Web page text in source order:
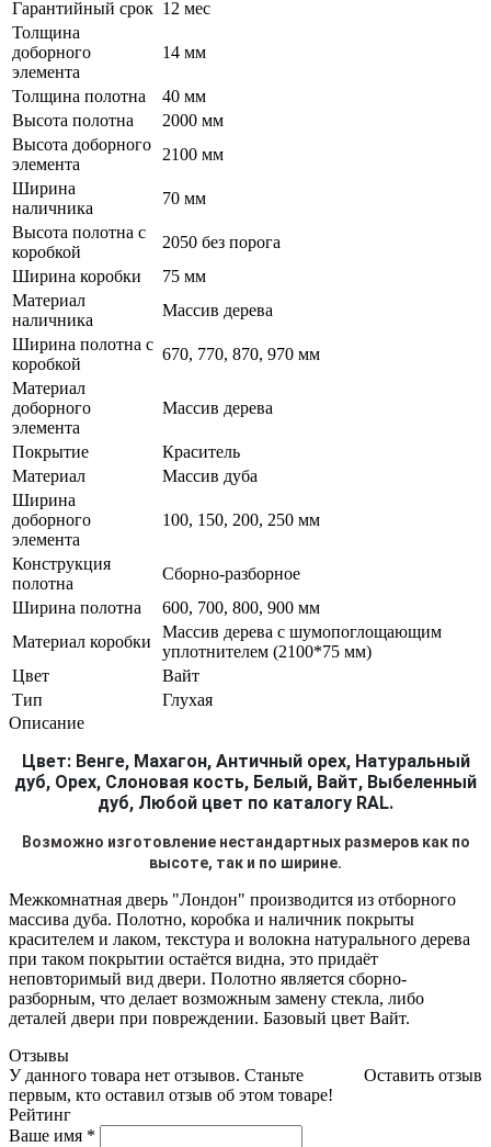
Гарантийный срок 12 мес
Толщина
доборного
элемента
14 мм
Толщина полотна
40 мм
Высота полотна
2000 мм
Высота доборного
элемента
2100 мм
Ширина
наличника
70 мм
Высота полотна с
коробкой
2050 без порога
Ширина коробки
75 мм
Материал
наличника
Массив дерева
Ширина полотна с
коробкой
670, 770, 870, 970 мм
Материал
доборного
элемента
Массив дерева
Покрытие
Краситель
Материал
Массив дуба
Ширина
доборного
элемента
100, 150, 200, 250 мм
Конструкция
полотна
Сборно-разборное
Ширина полотна
600, 700, 800, 900 мм
Материал коробки
Массив дерева с шумопоглощающим
уплотнителем (2100*75 мм)
Цвет
Вайт
Тип
Глухая
Описание
Цвет: Венге, Махагон, Античный орех, Натуральный
дуб, Орех, Слоновая кость, Белый, Вайт, Выбеленный
дуб, Любой цвет по каталогу RAL.
Возможно изготовление нестандартных размеров как по
высоте, так и по ширине.
Межкомнатная дверь "Лондон" производится из отборного
массива дуба. Полотно, коробка и наличник покрыты
красителем и лаком, текстура и волокна натурального дерева
при таком покрытии остаётся видна, это придаёт
неповторимый вид двери. Полотно является сборно-
разборным, что делает возможным замену стекла, либо
деталей двери при повреждении. Базовый цвет Вайт.
Отзывы
Оставить отзыв
У данного товара нет отзывов. Станьте
первым, кто оставил отзыв об этом товаре!
Рейтинг
Ваше имя *